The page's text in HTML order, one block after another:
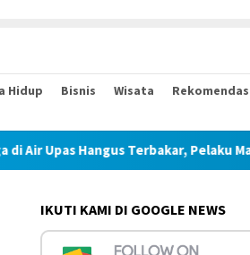
Hidup Bisnis Wisata
Terbakar, Pelaku Masih Buron
IKUTI KAMI DI GOOGLE NEWS